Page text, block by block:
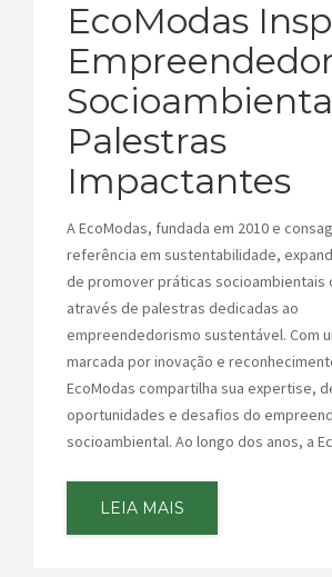
EcoModas
Palestras
Impactantes
A EcoModas, fundada em 2010 e
referência em sustentabilidade,
de promover práticas socioambientais
através de palestras dedicadas ao
empreendedorismo sustentável. Com
marcada por inovação e
EcoModas compartilha sua expertise,
oportunidades e desafios do
socioambiental. Ao longo dos anos, a
LEIA MAIS